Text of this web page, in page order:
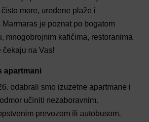
more, uređene plaže i
je poznat po bogatom
mnogobrojnim kafićima, restoranima
čekaju na Vas!
apartmani
odabrali smo izuzetne apartmane i
učiniti nezaboravnim.
prevozom ili autobusom.